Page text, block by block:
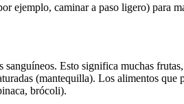
ejemplo, caminar a paso ligero) para
Esto significa muchas
(mantequilla). Los alimentos
brócoli).